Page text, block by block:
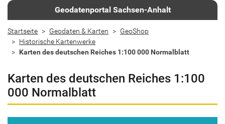
Geodatenportal Sachsen-Anhalt
Startseite Geodaten & Karten
GeoShop
Historische Kartenwerke
Karten des deutschen Reiches 1:100 000 Normalblatt
Karten des deutschen Reiches 1:100
000 Normalblatt